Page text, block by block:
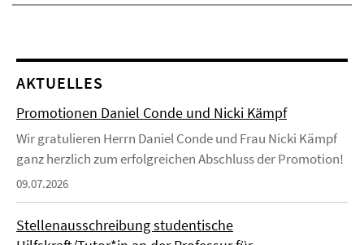
AKTUELLES
Promotionen Daniel Conde und Nicki Kämpf
Wir gratulieren Herrn Daniel Conde und Frau Nicki Kämpf
ganz herzlich zum erfolgreichen Abschluss der Promotion!
09.07.2026
Stellenausschreibung studentische